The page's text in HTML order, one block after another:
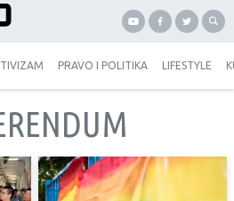
PRAVO I POLITIKA LIFESTYLE